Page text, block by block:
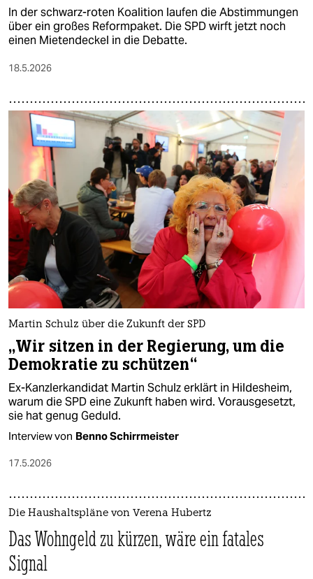
In der schwarz-roten Koalition laufen die Abstimmungen
über ein großes Reformpaket. Die SPD wirft jetzt noch
einen Mietendeckel in die Debatte.
18.5.2026
Martin Schulz über die Zukunft der SPD
„Wir sitzen in der Regierung, um die
Demokratie zu schützen“
Ex-Kanzlerkandidat Martin Schulz erklärt in Hildesheim,
warum die SPD eine Zukunft haben wird. Vorausgesetzt,
sie hat genug Geduld.
Interview von Benno Schirrmeister
17.5.2026
Die Haushaltspläne von Verena Hubertz
Das Wohngeld zu kürzen, wäre ein fatales
Signal